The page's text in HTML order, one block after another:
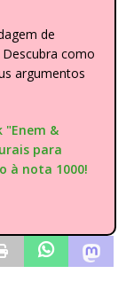
de
como
argumentos
"Enem &
para
à nota 1000!